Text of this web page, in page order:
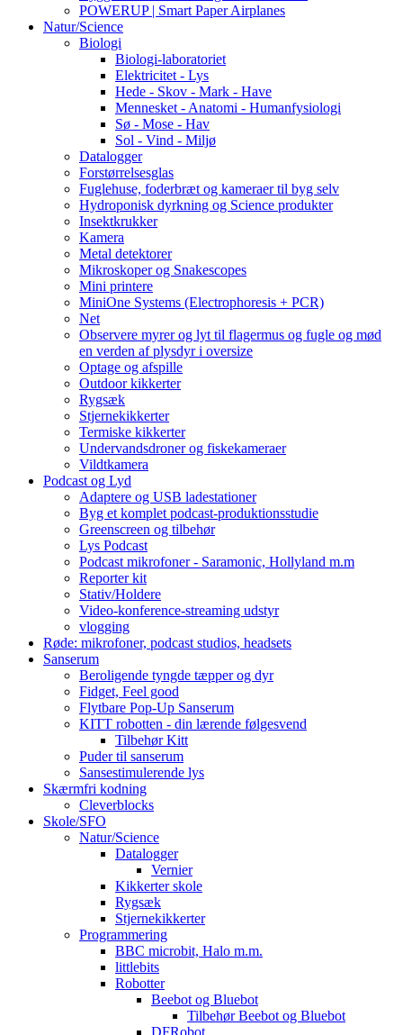
POWERUP | Smart Paper Airplanes
Natur/Science
Biologi
Biologi-laboratoriet
Elektricitet - Lys
Hede - Skov - Mark - Have
Mennesket - Anatomi - Humanfysiologi
Sø - Mose - Hav
Sol - Vind - Miljø
Datalogger
Forstørrelsesglas
Fuglehuse, foderbræt og kameraer til byg selv
Hydroponisk dyrkning og Science produkter
Insektkrukker
Kamera
Metal detektorer
Mikroskoper og Snakescopes
Mini printere
MiniOne Systems (Electrophoresis + PCR)
Net
Observere myrer og lyt til flagermus og fugle og mød
en verden af plysdyr i oversize
Optage og afspille
Outdoor kikkerter
Rygsæk
Stjernekikkerter
Termiske kikkerter
Undervandsdroner og fiskekameraer
Vildtkamera
Podcast og Lyd
Adaptere og USB ladestationer
Byg et komplet podcast-produktionsstudie
Greenscreen og tilbehør
Lys Podcast
Podcast mikrofoner - Saramonic, Hollyland m.m
Reporter kit
Stativ/Holdere
Video-konference-streaming udstyr
vlogging
Røde: mikrofoner, podcast studios, headsets
Sanserum
Beroligende tyngde tæpper og dyr
Fidget, Feel good
Flytbare Pop-Up Sanserum
KITT robotten - din lærende følgesvend
Tilbehør Kitt
Puder til sanserum
Sansestimulerende lys
Skærmfri kodning
Cleverblocks
Skole/SFO
Natur/Science
Datalogger
Vernier
Kikkerter skole
Rygsæk
Stjernekikkerter
Programmering
BBC microbit, Halo m.m.
littlebits
Robotter
Beebot og Bluebot
Tilbehør Beebot og Bluebot